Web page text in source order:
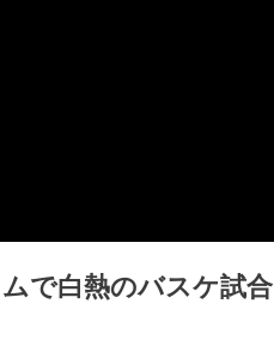
で白熱のバスケ試合